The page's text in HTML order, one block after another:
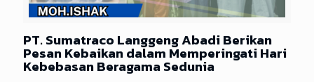
PT. Sumatraco Langgeng Abadi Berikan
Pesan Kebaikan dalam Memperingati Hari
Kebebasan Beragama Sedunia